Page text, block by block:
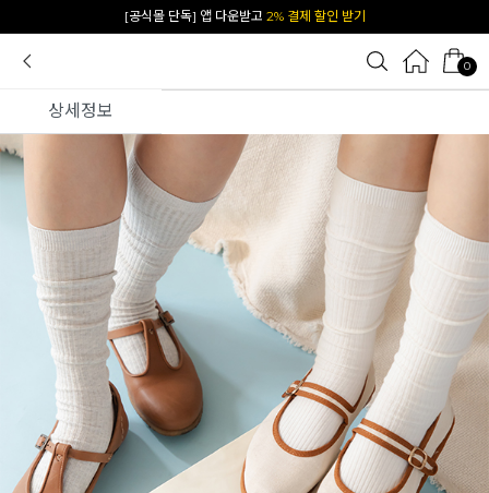
카카오 플친 추가하면1천원 즉시 할인 쿠폰
0
상세정보